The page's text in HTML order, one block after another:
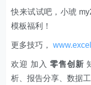
快来试试吧，小琥
模板福利​​​​！
更多技巧，
欢迎 加入 零售创新
析、报告分享、数据